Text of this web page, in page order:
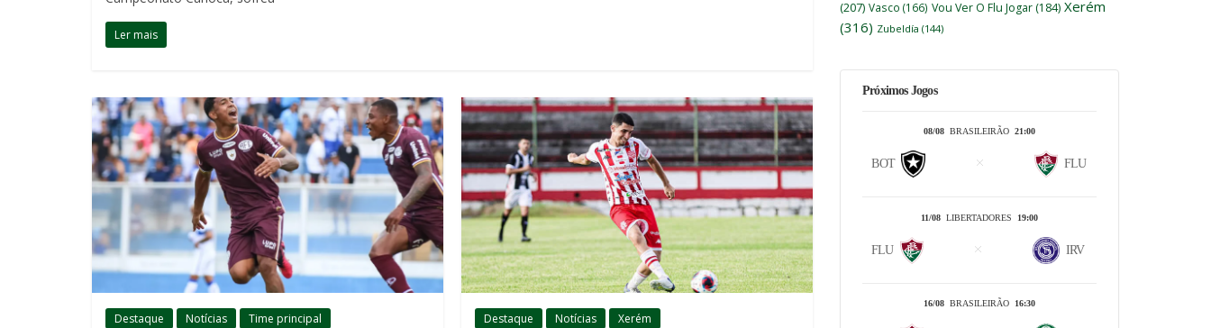
Ler mais
Destaque Notícias Time principal Destaque Notícias Xerém
(207) Vasco (166) Vou Ver O Flu Jogar (184) Xerém
(316) Zubeldía (144)
Próximos Jogos
08/08 BRASILEIRÃO 21:00
BOT FLU
11/08 LIBERTADORES 19:00
FLU IRV
16/08 BRASILEIRÃO 16:30